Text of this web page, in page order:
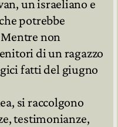
un israeliano e
potrebbe
non
di un ragazzo
fatti del giugno
si raccolgono
testimonianze,